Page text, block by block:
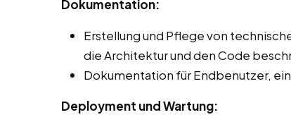
Dokumentation:
Erstellung und Pflege von
die Architektur und den Code
Dokumentation für Endbenutzer,
Deployment und Wartung: